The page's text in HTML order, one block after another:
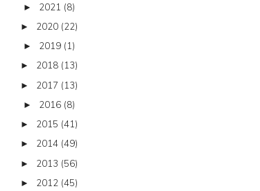
► 2021 (8)
► 2020 (22)
► 2019 (1)
► 2018 (13)
► 2017 (13)
► 2016 (8)
► 2015 (41)
► 2014 (49)
► 2013 (56)
► 2012 (45)